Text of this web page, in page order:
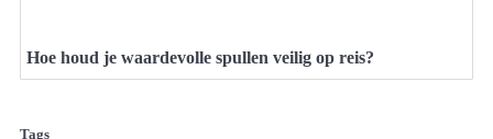
Hoe houd je waardevolle spullen veilig op reis?
Tags